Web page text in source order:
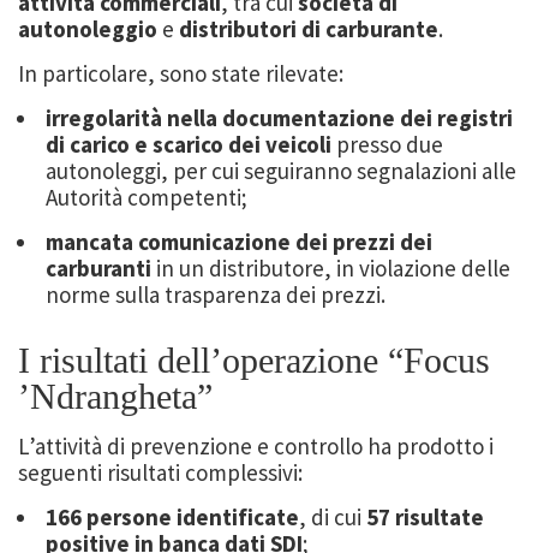
autonoleggio e distributori di carburante.
In particolare, sono state rilevate:
irregolarità nella documentazione dei registri
di carico e scarico dei veicoli presso due
autonoleggi, per cui seguiranno segnalazioni alle
Autorità competenti;
mancata comunicazione dei prezzi dei
carburanti in un distributore, in violazione delle
norme sulla trasparenza dei prezzi.
I risultati dell’operazione “Focus
’Ndrangheta”
L’attività di prevenzione e controllo ha prodotto i
seguenti risultati complessivi:
166 persone identificate, di cui 57 risultate
positive in banca dati SDI;